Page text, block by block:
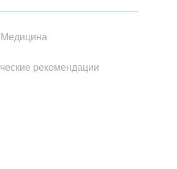
Медицина
рекомендации